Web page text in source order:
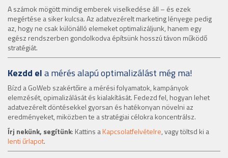
A számok mögött mindig emberek viselkedése áll – és ezek
megértése a siker kulcsa. Az adatvezérelt marketing lényege pedig
az, hogy ne csak különálló elemeket optimalizáljunk, hanem egy
egész rendszerben gondolkodva építsünk hosszú távon működő
stratégiát.
Kezdd ela mérés alapú optimalizálást még ma!
Bízd a GoWeb szakértőire a mérési folyamatok, kampányok
elemzését, opimalizálását és kialakítását. Fedezd fel, hogyan lehet
adatvezérelt döntésekkel gyorsan és hatékonyan növelni az
eredményeket, miközben te a stratégiai célokra koncentrálsz.
Írj nekünk, segítünk: Kattins aKapcsolatfelvételre, vagy töltsd ki a
lenti űrlapot.